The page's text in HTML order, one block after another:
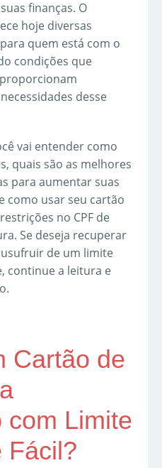
finanças. O
hoje diversas
quem está com o
condições que
desse
vai entender como
quais são as melhores
para aumentar suas
como usar seu cartão
no CPF de
Se deseja recuperar
de um limite
continue a leitura e
Cartão de
com Limite
Fácil?